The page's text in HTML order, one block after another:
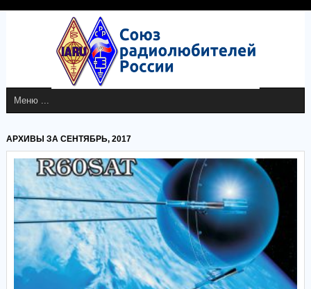
АРХИВЫ ЗА СЕНТЯБРЬ, 2017